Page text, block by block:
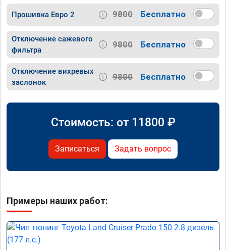
Прошивка Евро 2 9800 Бесплатно
Отключение сажевого
фильтра
9800 Бесплатно
Отключение вихревых
заслонок
9800 Бесплатно
Стоимость: от 11800 ₽
Записаться Задать вопрос
Примеры наших работ: